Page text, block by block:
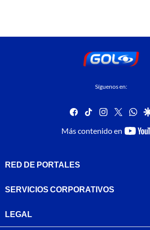
Síguenos en:
facebook
tiktok instagram
twitter
Más contenido en
RED DE PORTALES
SERVICIOS CORPORATIVOS
LEGAL